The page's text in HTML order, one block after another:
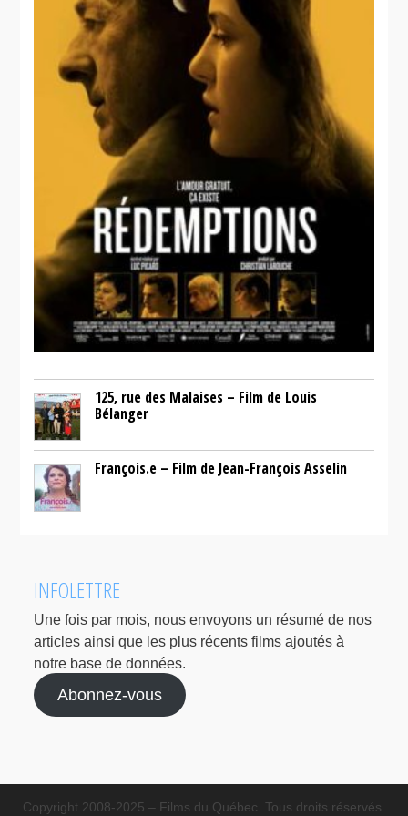
125, rue des Malaises – Film de Louis
Bélanger
François.e – Film de Jean-François Asselin
INFOLETTRE
Une fois par mois, nous envoyons un résumé de nos
articles ainsi que les plus récents films ajoutés à
notre base de données.
Abonnez-vous
Copyright 2008-2025 – Films du Québec. Tous droits réservés.